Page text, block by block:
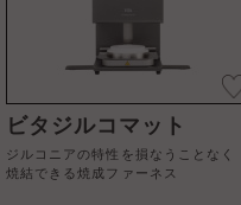
ビタジルコマット
ジルコニアの特性を損なうことなく
焼結できる焼成ファーネス